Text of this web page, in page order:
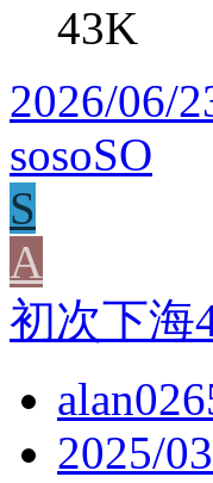
43K
2026/06/
sosoSO
S
A
初次下海
2025/